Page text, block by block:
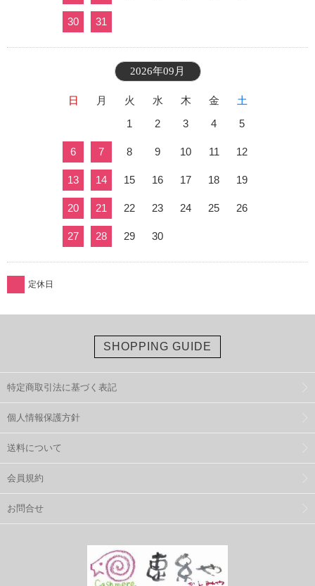
30 31
2026年09月
日 月 火 水 木 金
土
1
2 3 4 5
6 7 8 9 10 11 12
13 14 15 16 17 18 19
20 21 22 23 24 25 26
27 28 29 30
定休日
SHOPPING GUIDE
特定商取引法に基づく表記
個人情報保護方針
送料について
会員規約
お問合せ